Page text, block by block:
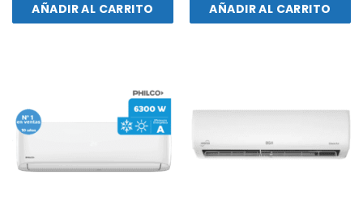
AÑADIR AL CARRITO AÑADIR AL CARRITO